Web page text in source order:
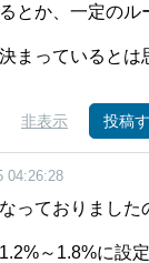
とか、一定のル
まっているとは
非表示 投稿
04:26:28
っておりました
～1.8%に設